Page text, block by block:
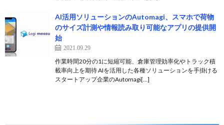
AI活用ソリューションのAutomagi、スマホで荷物
のサイズ計測や情報読み取り可能なアプリの提供開
始
2021.09.29
作業時間20分の1に短縮可能、倉庫管理効率化やトラック積
載率向上を期待 AIを活用した各種ソリューションを手掛ける
スタートアップ企業のAutomagi[…]